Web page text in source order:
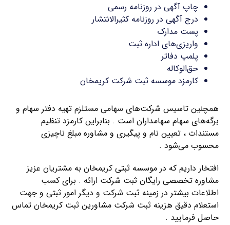
چاپ آگهی در روزنامه رسمی
درج آگهی در روزنامه کثیرالانتشار
پست مدارک
واریزی‌های اداره ثبت
پلمپ دفاتر
حق‌الوکاله
کارمزد موسسه ثبت شرکت کریمخان
همچنین تاسیس شرکت‌های سهامی مستلزم تهیه دفتر سهام و
برگه‌های سهام سهامداران است . بنابراین کارمزد تنظیم
مستندات ، تعیین نام و پیگیری و مشاوره مبلغ ناچیزی
محسوب می‌شود .
افتخار داریم که در موسسه ثبتی کریمخان به مشتریان عزیز
مشاوره تخصصی رایگان ثبت شرکت ارائه . برای کسب
اطلاعات بیشتر در زمینه ثبت شرکت و دیگر امور ثبتی و جهت
استعلام دقیق هزینه ثبت شرکت مشاورین ثبت کریمخان تماس
حاصل فرمایید .